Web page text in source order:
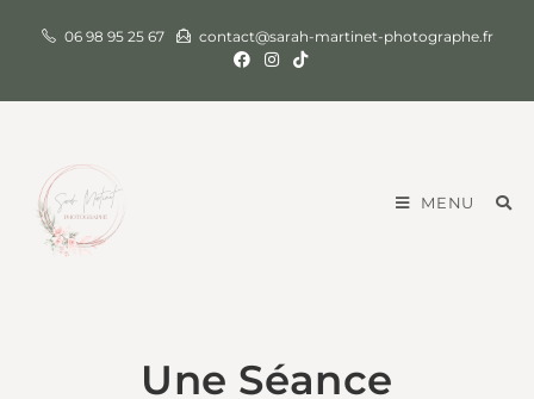
06 98 95 25 67 contact@sarah-martinet-photographe.fr
MENU
Une Séance